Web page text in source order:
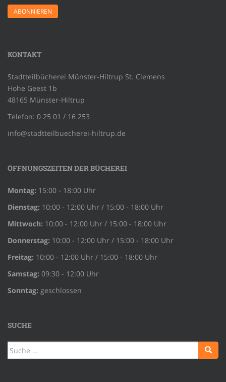
KONTAKT
Stadtteilbücherei Münster-Hiltrup St. Clemens
Hohe Geest 1b
48165 Münster-Hiltrup
Telefon: 0 25 01 / 16 253
info@stadtteilbuecherei-hiltrup.de
ÖFFNUNGSZEITEN DER BÜCHEREI
Montag: 15:00 - 18:00 Uhr
Dienstag: 10:00 - 12:00 Uhr / 15:00 - 18:00 Uhr
Mittwoch: 10:00 - 12:00 Uhr / 15:00 - 18:00 Uhr
Donnerstag: 10:00 - 12:00 Uhr / 15:00 - 18:00 Uhr
Freitag: 10:00 - 12:00 Uhr / 15:00 - 18:00 Uhr
Samstag: 09:30 - 12:00 Uhr
Sonntag: geschlossen
SUCHE
Suche
nach: